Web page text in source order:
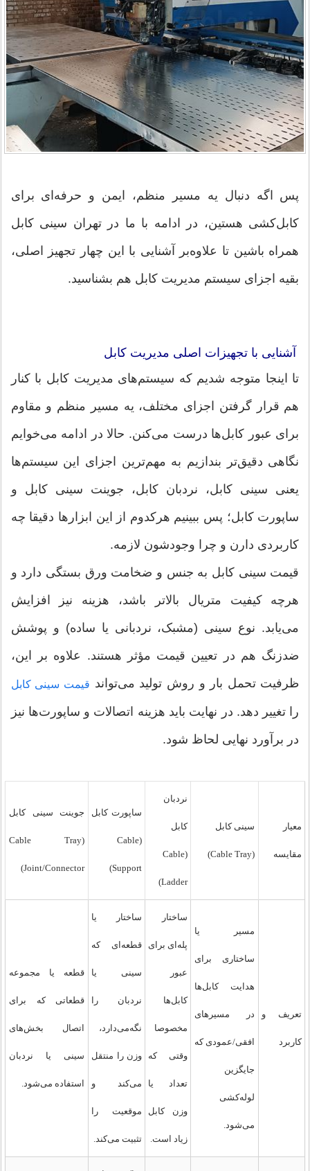
پس اگه دنبال یه مسیر منظم، ایمن و حرفه‌ای برای
کابل‌کشی هستین، در ادامه با ما در تهران سینی کابل
همراه باشین تا علاوه‌بر آشنایی با این چهار تجهیز اصلی،
بقیه‌ اجزای سیستم مدیریت کابل هم بشناسید.
آشنایی با تجهیزات اصلی مدیریت کابل
تا اینجا متوجه شدیم که سیستم‌های مدیریت کابل با کنار
هم قرار گرفتن اجزای مختلف، یه مسیر منظم و مقاوم
برای عبور کابل‌ها درست می‌کنن. حالا در ادامه می‌خوایم
نگاهی دقیق‌تر بندازیم به مهم‌ترین اجزای این سیستم‌ها
یعنی سینی کابل، نردبان کابل، جوینت سینی کابل و
ساپورت کابل؛ پس ببینیم هرکدوم از این ابزارها دقیقا چه
کاربردی دارن و چرا وجودشون لازمه.
قیمت سینی کابل به جنس و ضخامت ورق بستگی دارد و
هرچه کیفیت متریال بالاتر باشد، هزینه نیز افزایش
می‌یابد. نوع سینی (مشبک، نردبانی یا ساده) و پوشش
ضدزنگ هم در تعیین قیمت مؤثر هستند. علاوه بر این،
ظرفیت تحمل بار و روش تولید می‌تواند قیمت سینی کابل
را تغییر دهد. در نهایت باید هزینه اتصالات و ساپورت‌ها نیز
در برآورد نهایی لحاظ شود.
معیار
مقایسه
سینی کابل
(Cable Tray)
نردبان
کابل
(Cable
Ladder)
ساپورت کابل
(Cable
Support)
جوینت سینی کابل
(Cable Tray
Joint/Connector)
تعریف و
کاربرد
مسیر یا
ساختاری برای
هدایت کابل‌ها
در مسیرهای
افقی/عمودی که
جایگزین
لوله‌کشی
می‌شود.
ساختار
پله‌ای برای
عبور
کابل‌ها
مخصوصا
وقتی که
تعداد یا
وزن کابل
زیاد است.
ساختار یا
قطعه‌ای که
سینی یا
نردبان را
نگه‌می‌دارد،
وزن را منتقل
می‌کند و
موقعیت را
تثبیت می‌کند.
قطعه یا مجموعه
قطعاتی که برای
اتصال بخش‌های
سینی یا نردبان
استفاده می‌شود.